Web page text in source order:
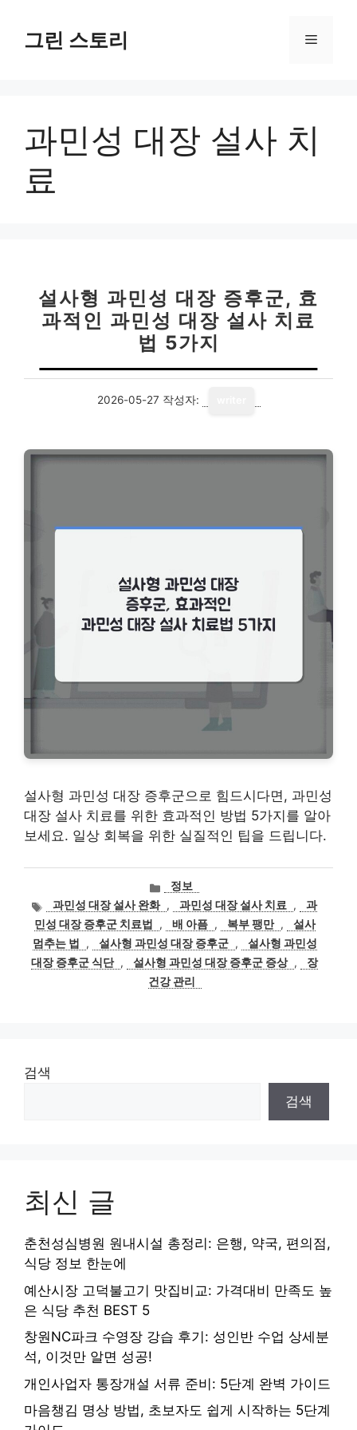
그린 스토리 메
과민성 대장 설사 치
료
설사형 과민성 대장 증후군, 효
과적인 과민성 대장 설사 치료
법 5가지
2026-05-27 작성자:
설사형 과민성 대장 증후군으로 힘드시다면, 과민성
대장 설사 치료를 위한 효과적인 방법 5가지를 알아
보세요. 일상 회복을 위한 실질적인 팁을 드립니다.
카
고
리
정보
태
그
과민성 대장 설사 완화 , 과민성 대장 설사 치료 ,
과
민성 대장 증후군 치료법
, 배 아픔 , 복부 팽만 ,
설사
멈추는 법
, 설사형 과민성 대장 증후군 ,
설사형 과민성
대장 증후군 식단 , 설사형 과민성 대장 증후군 증상 ,
장
건강 관리
검색
검색
최신 글
춘천성심병원 원내시설 총정리: 은행, 약국, 편의점,
식당 정보 한눈에
예산시장 고덕불고기 맛집비교: 가격대비 만족도 높
은 식당 추천 BEST 5
창원NC파크 수영장 강습 후기: 성인반 수업 상세분
석, 이것만 알면 성공!
개인사업자 통장개설 서류 준비: 5단계 완벽 가이드
마음챙김 명상 방법, 초보자도 쉽게 시작하는 5단계